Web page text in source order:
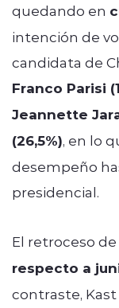
quedando en
intención de
candidata de
Franco Parisi
Jeannette
(26,5%), en lo
desempeño
presidencial.
El retroceso
respecto a
contraste,